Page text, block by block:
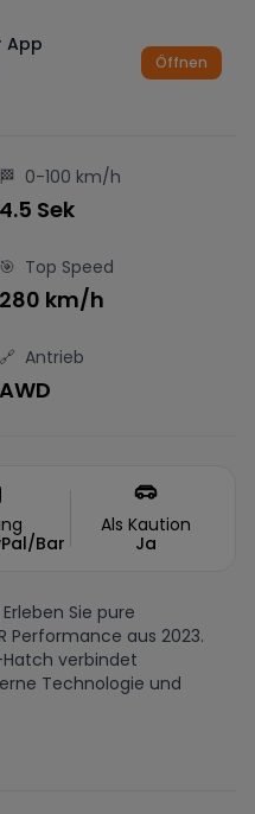
App
Öffnen
🏁 0-100 km/h
4.5 Sek
🎯 Top Speed
280 km/h
🔗 Antrieb
AWD
Bar
Als Kaution
Ja
Sie pure
Performance aus 2023.
verbindet
Technologie und